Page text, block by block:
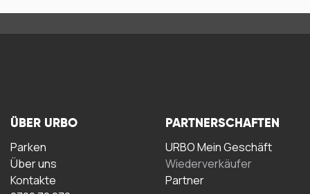
ÜBER URBO
Parken
Über uns
Kontakte
PARTNERSCHAFTEN
URBO Mein Geschäft
Wiederverkäufer
Partner